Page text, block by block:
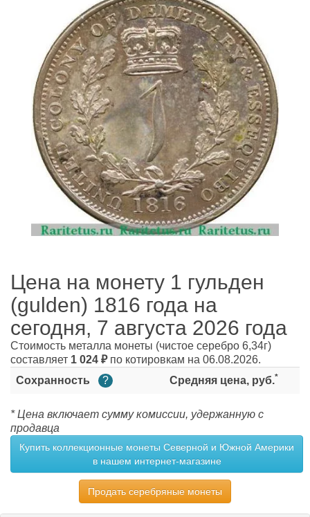
Цена на монету 1 гульден
(gulden) 1816 года на
сегодня, 7 августа 2026 года
Стоимость металла монеты (чистое серебро 6,34г)
составляет 1 024 ₽по котировкам на 06.08.2026.
Сохранность
? Средняя цена, руб.*
* Цена включает сумму комиссии, удержанную с
продавца
Купить коллекционные монеты Северной и Южной Америки
в нашем интернет-магазине
Продать серебряные монеты